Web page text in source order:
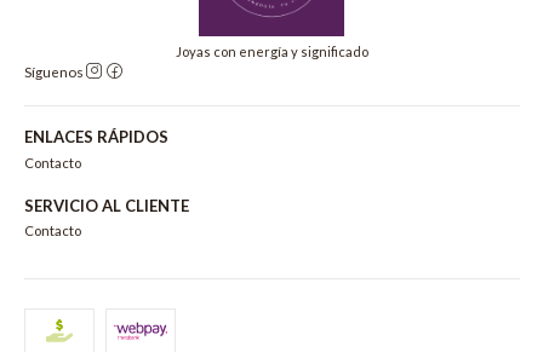
Joyas con energía y significado
Síguenos
ENLACES RÁPIDOS
Contacto
SERVICIO AL CLIENTE
Contacto